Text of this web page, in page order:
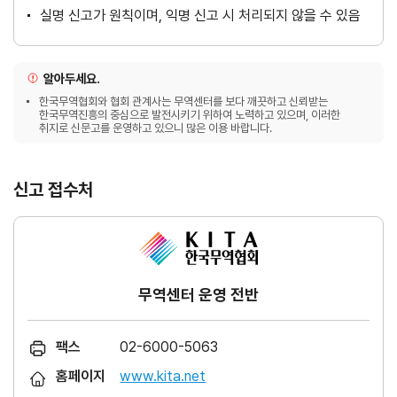
실명 신고가 원칙이며, 익명 신고 시 처리되지 않을 수 있음
알아두세요.
한국무역협회와 협회 관계사는 무역센터를 보다 깨끗하고 신뢰받는
한국무역진흥의 중심으로 발전시키기 위하여 노력하고 있으며, 이러한
취지로 신문고를 운영하고 있으니 많은 이용 바랍니다.
신고 접수처
무역센터 운영 전반
팩스
02-6000-5063
홈페이지
www.kita.net